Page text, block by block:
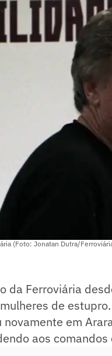
(Foto: Jonatan Dutra/
da Ferroviária
de
novamente em
aos